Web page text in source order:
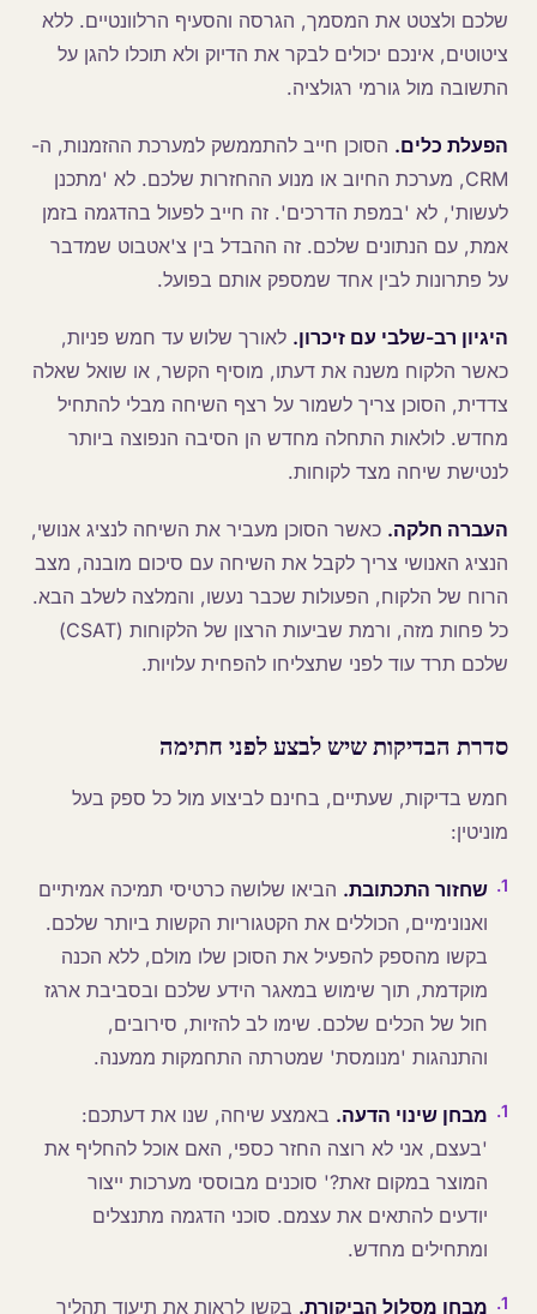
שלכם ולצטט את המסמך, הגרסה והסעיף הרלוונטיים. ללא
ציטוטים, אינכם יכולים לבקר את הדיוק ולא תוכלו להגן על
התשובה מול גורמי רגולציה.
הפעלת כלים. הסוכן חייב להתממשק למערכת ההזמנות, ה-
CRM, מערכת החיוב או מנוע ההחזרות שלכם. לא 'מתכנן
לעשות', לא 'במפת הדרכים'. זה חייב לפעול בהדגמה בזמן
אמת, עם הנתונים שלכם. זה ההבדל בין צ'אטבוט שמדבר
על פתרונות לבין אחד שמספק אותם בפועל.
היגיון רב-שלבי עם זיכרון. לאורך שלוש עד חמש פניות,
כאשר הלקוח משנה את דעתו, מוסיף הקשר, או שואל שאלה
צדדית, הסוכן צריך לשמור על רצף השיחה מבלי להתחיל
מחדש. לולאות התחלה מחדש הן הסיבה הנפוצה ביותר
לנטישת שיחה מצד לקוחות.
העברה חלקה. כאשר הסוכן מעביר את השיחה לנציג אנושי,
הנציג האנושי צריך לקבל את השיחה עם סיכום מובנה, מצב
הרוח של הלקוח, הפעולות שכבר נעשו, והמלצה לשלב הבא.
כל פחות מזה, ורמת שביעות הרצון של הלקוחות (CSAT)
שלכם תרד עוד לפני שתצליחו להפחית עלויות.
סדרת הבדיקות שיש לבצע לפני חתימה
חמש בדיקות, שעתיים, בחינם לביצוע מול כל ספק בעל
מוניטין:
1
. שחזור התכתובת. הביאו שלושה כרטיסי תמיכה אמיתיים
ואנונימיים, הכוללים את הקטגוריות הקשות ביותר שלכם.
בקשו מהספק להפעיל את הסוכן שלו מולם, ללא הכנה
מוקדמת, תוך שימוש במאגר הידע שלכם ובסביבת ארגז
חול של הכלים שלכם. שימו לב להזיות, סירובים,
והתנהגות 'מנומסת' שמטרתה התחמקות ממענה.
1
. מבחן שינוי הדעה. באמצע שיחה, שנו את דעתכם:
'בעצם, אני לא רוצה החזר כספי, האם אוכל להחליף את
המוצר במקום זאת?' סוכנים מבוססי מערכות ייצור
יודעים להתאים את עצמם. סוכני הדגמה מתנצלים
ומתחילים מחדש.
1
. מבחן מסלול הביקורת. בקשו לראות את תיעוד תהליך